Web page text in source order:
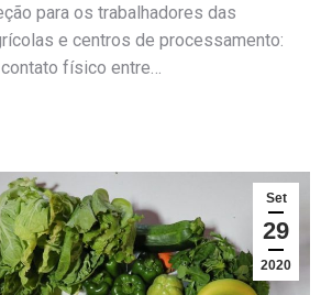
para os trabalhadores das
e centros de processamento:
físico entre…
Set
29
2020